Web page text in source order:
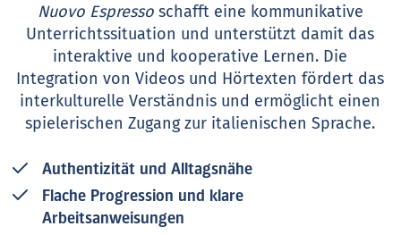
Nuovo Espressoschafft eine kommunikative
Unterrichtssituation und unterstützt damit das
interaktive und kooperative Lernen. Die
Integration von Videos und Hörtexten fördert das
interkulturelle Verständnis und ermöglicht einen
spielerischen Zugang zur italienischen Sprache.
Authentizität und Alltagsnähe
Flache Progression und klare
Arbeitsanweisungen